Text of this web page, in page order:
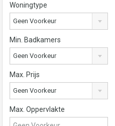
Woningtype
Geen Voorkeur
Min. Badkamers
Geen Voorkeur
Max. Prijs
Geen Voorkeur
Max. Oppervlakte